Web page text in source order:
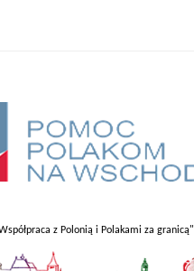
z Polonią i Polakami za granicą"